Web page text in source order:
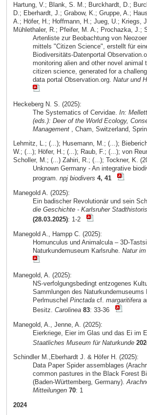
Hartung, V.; Blank, S. M.; Burckhardt, D.;
D.; Eberhardt, J.; Grabow, K.; Gruppe, A.;
A.; Höfer, H.; Hoffmann, H.; Jueg, U.; Kriegs,
Mühlethaler, R.; Pfeifer, M. A.; Prochazka, J.;
Artenliste zur Beobachtung von
mittels "Citizen Science", erstellt für
Biodiversitäts-Datenportal
monitoring alien and other novel animal
citizen science, generated for a
data portal Observation.org. Natur und
Heckeberg N. S. (2025):
The Systematics of Cervidae. In:
(eds.): Deer of the World Ecology,
Management, Cham, Switzerland,
Lehmitz, L.; (...); Husemann, M.; (...);
W.; (...); Höfer, H.; (...); Raub, F.; (...); von
Scholler, M.; (...) Zahiri, R.; (...); Tockner, K.
Unknown Germany - An integrative
program. npj biodivers 4, 41
Manegold A. (2025):
Ein badischer Revolutionär und sein
die Geschichte - Karlsruher
(28.03.2025): 1-2
Manegold A., Hampp C. (2025):
Homunculus und Animalcula – 3D-
Naturkundemuseum Karlsruhe. Natur
Manegold, A. (2025):
NS-verfolgungsbedingt entzogenes
Sammlungen des Naturkundemuseums
Perlmuschel Pinctadacf. margaritifera
Besitz. Carolinea 83: 33-36
Manegold, A., Jenne, A. (2025):
Eierkriege, Eier im Glas und das Ei im
Staatliches Museum für Naturkunde
Schindler M.,Eberhardt J. & Höfer H. (2025):
Data Paper Spider assemblages
common pastures in the Black Forest
(Baden-Württemberg, Germany).
Mitteilungen 70: 1
2024